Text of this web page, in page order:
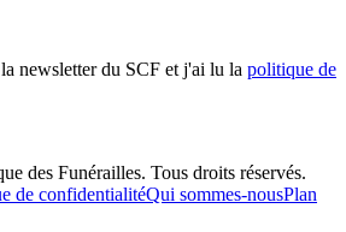
newsletter du SCF et j'ai lu la politique de
des Funérailles. Tous droits réservés.
de confidentialitéQui sommes-nousPlan